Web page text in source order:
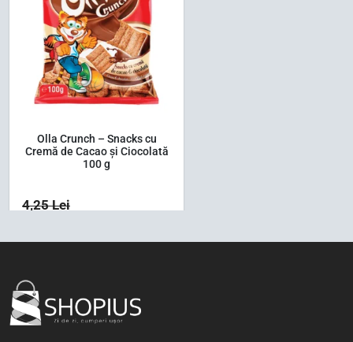
Olla Crunch – Snacks cu
Cremă de Cacao și Ciocolată
100 g
4,25Lei
-5%